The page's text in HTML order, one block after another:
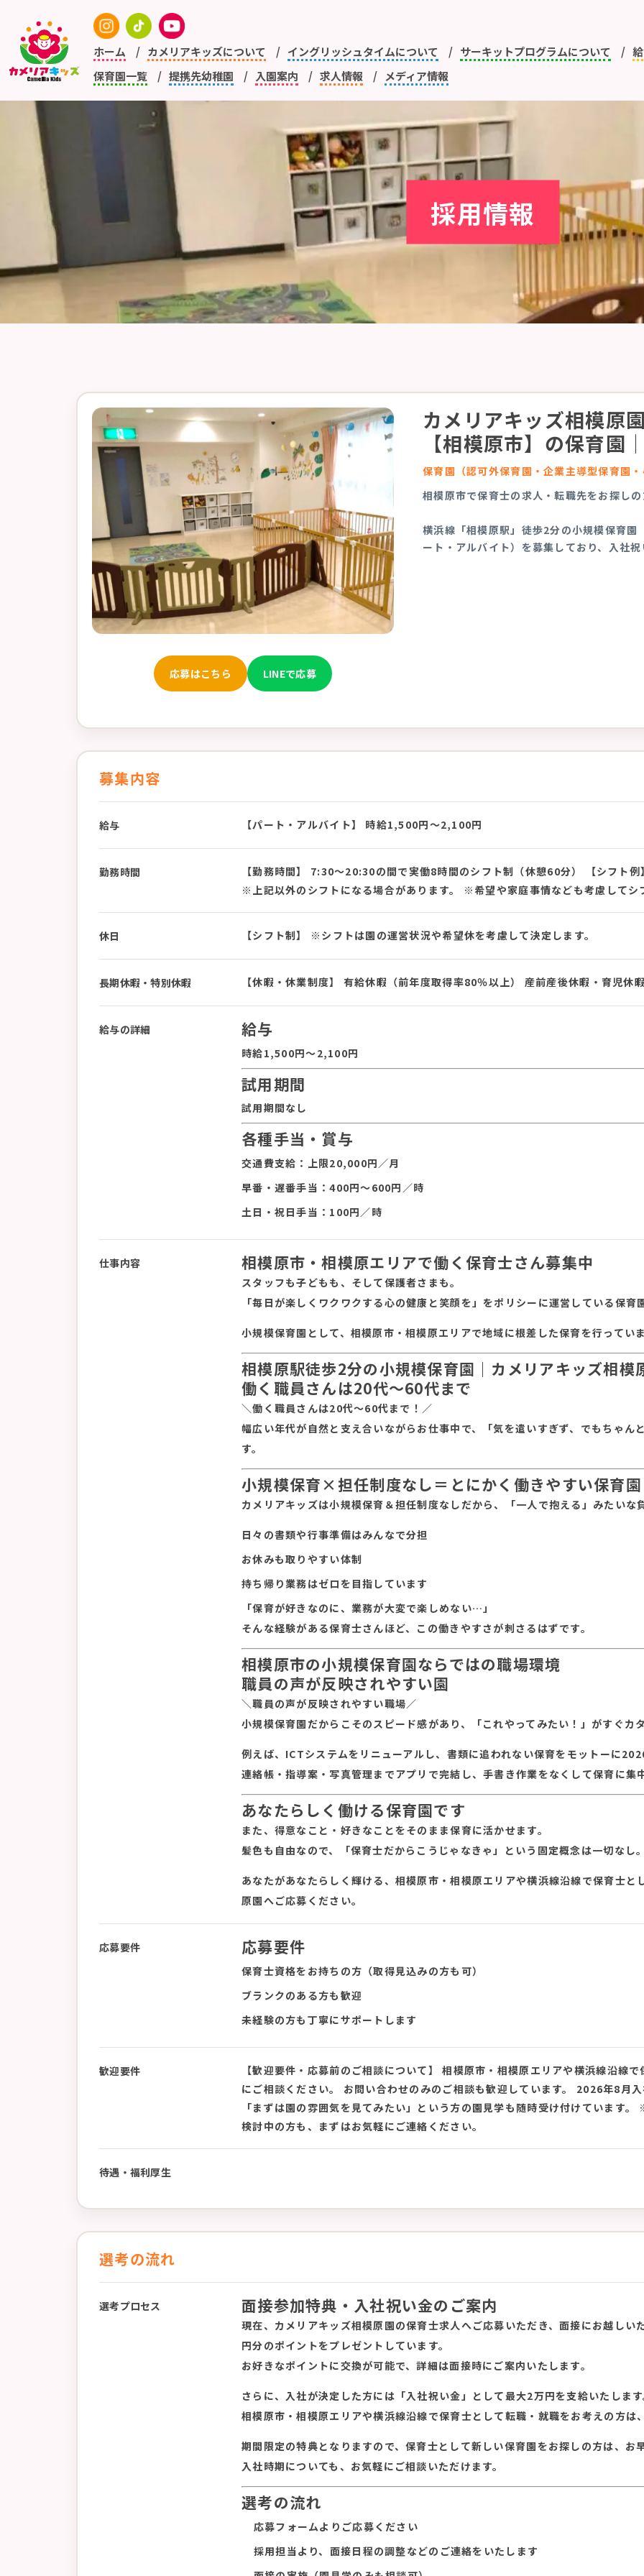
ホーム カメリアキッズについて イングリッシュタイムについて サーキットプログラムについて
保育園一覧
提携先幼稚園 入園案内 求人情報 メディア情報
採用情報
応募はこちら LINEで応募
カメリアキッズ相模原
【相模原市】の保育園
保育園（認可外保育園・企業主導型保育園・
相模原市で保育士の求人・転職先をお探しの
横浜線「相模原駅」徒歩2分の小規模保育
ート・アルバイト）を募集しており、入社祝
募集内容
給与 【パート・アルバイト】 時給1,500円〜2,100円
勤務時間
【勤務時間】 7:30〜20:30の間で実働8時間のシフト制（休憩60分） 【シフ
※上記以外のシフトになる場合があります。 ※希望や家庭事情なども考慮してシ
休日 【シフト制】 ※シフトは園の運営状況や希望休を考慮して決定します。
長期休暇・特別休暇 【休暇・休業制度】 有給休暇（前年度取得率80％以上） 産前産後休暇・育児休
給与の詳細 給与
時給1,500円〜2,100円
試用期間
試用期間なし
各種手当・賞与
交通費支給：上限20,000円／月
早番・遅番手当：400円〜600円／時
土日・祝日手当：100円／時
仕事内容 相模原市・相模原エリアで働く保育士さん募集中
スタッフも子どもも、そして保護者さまも。
「毎日が楽しくワクワクする心の健康と笑顔を」をポリシーに運営している保育
小規模保育園として、相模原市・相模原エリアで地域に根差した保育を行っていま
相模原駅徒歩2分の小規模保育園｜カメリアキッズ相模
働く職員さんは20代～60代まで
＼働く職員さんは20代～60代まで！／
幅広い年代が自然と支え合いながらお仕事中で、「気を遣いすぎず、でもちゃん
す。
小規模保育×担任制度なし＝とにかく働きやすい保育園
カメリアキッズは小規模保育＆担任制度なしだから、「一人で抱える」みたいな
日々の書類や行事準備はみんなで分担
お休みも取りやすい体制
持ち帰り業務はゼロを目指しています
「保育が好きなのに、業務が大変で楽しめない…」
そんな経験がある保育士さんほど、この働きやすさが刺さるはずです。
相模原市の小規模保育園ならではの職場環境
職員の声が反映されやすい園
＼職員の声が反映されやすい職場／
小規模保育園だからこそのスピード感があり、「これやってみたい！」がすぐカ
例えば、ICTシステムをリニューアルし、書類に追われない保育をモットーに
連絡帳・指導案・写真管理までアプリで完結し、手書き作業をなくして保育に集
あなたらしく働ける保育園です
また、得意なこと・好きなことをそのまま保育に活かせます。
髪色も自由なので、「保育士だからこうじゃなきゃ」という固定概念は一切なし。
あなたがあなたらしく輝ける、相模原市・相模原エリアや横浜線沿線で保育士と
原園へご応募ください。
応募要件 応募要件
保育士資格をお持ちの方（取得見込みの方も可）
ブランクのある方も歓迎
未経験の方も丁寧にサポートします
歓迎要件
【歓迎要件・応募前のご相談について】 相模原市・相模原エリアや横浜線沿線
にご相談ください。 お問い合わせのみのご相談も歓迎しています。 2026年8月
「まずは園の雰囲気を見てみたい」という方の園見学も随時受け付けています
検討中の方も、まずはお気軽にご連絡ください。
待遇・福利厚生
選考の流れ
選考プロセス 面接参加特典・入社祝い金のご案内
現在、カメリアキッズ相模原園の保育士求人へご応募いただき、面接にお越し
円分のポイントをプレゼントしています。
お好きなポイントに交換が可能で、詳細は面接時にご案内いたします。
さらに、入社が決定した方には「入社祝い金」として最大2万円を支給いたします
相模原市・相模原エリアや横浜線沿線で保育士として転職・就職をお考えの方は
期間限定の特典となりますので、保育士として新しい保育園をお探しの方は、お
入社時期についても、お気軽にご相談いただけます。
選考の流れ
応募フォームよりご応募ください
採用担当より、面接日程の調整などのご連絡をいたします